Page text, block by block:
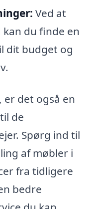
Ved at
du finde en
dit budget og
det også en
de
Spørg ind til
af møbler i
fra tidligere
bedre